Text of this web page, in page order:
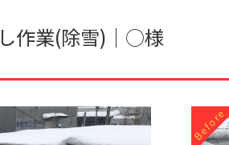
作業(除雪)｜○様
Before